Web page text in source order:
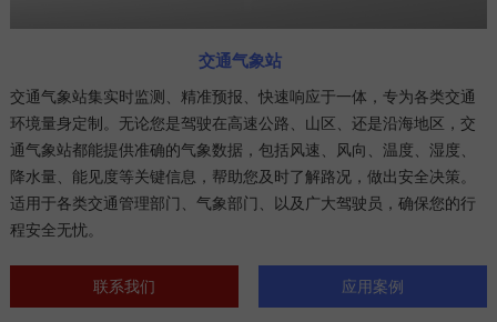
交通气象站
交通气象站集实时监测、精准预报、快速响应于一体，专为各类交通
环境量身定制。无论您是驾驶在高速公路、山区、还是沿海地区，交
通气象站都能提供准确的气象数据，包括风速、风向、温度、湿度、
降水量、能见度等关键信息，帮助您及时了解路况，做出安全决策。
适用于各类交通管理部门、气象部门、以及广大驾驶员，确保您的行
程安全无忧。
联系我们 应用案例